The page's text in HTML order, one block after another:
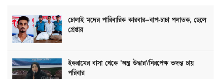
চোলাই মদের পারিবারিক কারবার—বাপ-চাচা পলাতক, ছেলে
গ্রেপ্তার
ইকরামের বাসা থেকে ‘অস্ত্র উদ্ধার’/নিরপেক্ষ তদন্ত চায়
পরিবার